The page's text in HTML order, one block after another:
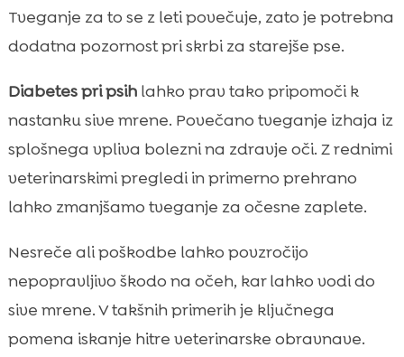
Tveganje za to se z leti povečuje, zato je potrebna
dodatna pozornost pri skrbi za starejše pse.
Diabetes pri psihlahko prav tako pripomoči k
nastanku sive mrene. Povečano tveganje izhaja iz
splošnega vpliva bolezni na zdravje oči. Z rednimi
veterinarskimi pregledi in primerno prehrano
lahko zmanjšamo tveganje za očesne zaplete.
Nesreče ali poškodbe lahko povzročijo
nepopravljivo škodo na očeh, kar lahko vodi do
sive mrene. V takšnih primerih je ključnega
pomena iskanje hitre veterinarske obravnave.